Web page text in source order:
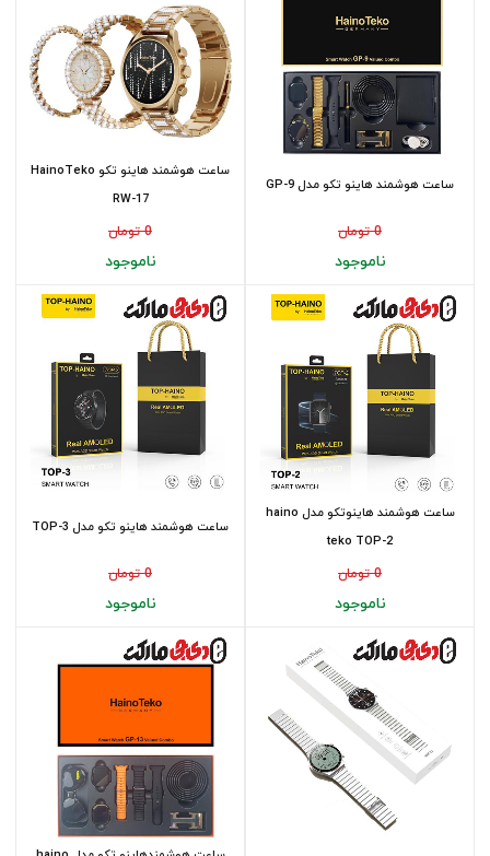
ساعت هوشمند هاینو تکو HainoTeko
RW-17
0 تومان
ناموجود
ساعت هوشمند هاینو تکو مدل GP-9
0 تومان
ناموجود
ساعت هوشمند هاینو تکو مدل TOP-3
0 تومان
ناموجود
ساعت هوشمند هاینوتکو مدل haino
teko TOP-2
0 تومان
ناموجود